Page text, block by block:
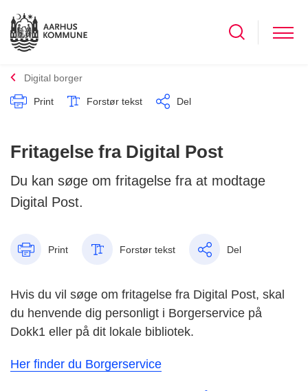
Digital borger
Print Forstør tekst Del
Fritagelse fra Digital Post
Du kan søge om fritagelse fra at modtage
Digital Post.
Print Forstør tekst Del
Hvis du vil søge om fritagelse fra Digital Post, skal
du henvende dig personligt i Borgerservice på
Dokk1 eller på dit lokale bibliotek.
Her finder du Borgerservice